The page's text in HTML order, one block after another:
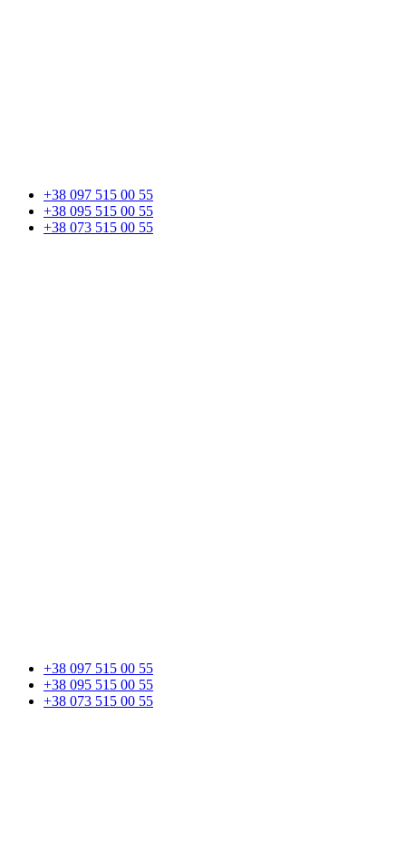
+38 097 515 00 55
+38 095 515 00 55
+38 073 515 00 55
+38 097 515 00 55
+38 095 515 00 55
+38 073 515 00 55